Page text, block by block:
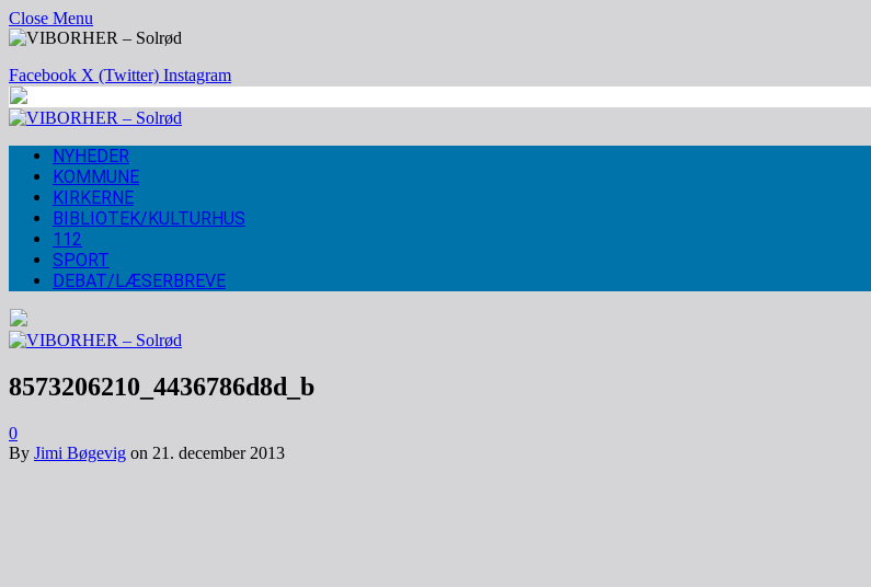
Close Menu
Facebook X (Twitter) Instagram
NYHEDER
KOMMUNE
KIRKERNE
BIBLIOTEK/KULTURHUS
112
SPORT
DEBAT/LÆSERBREVE
8573206210_4436786d8d_b
0
By Jimi Bøgevig on 21. december 2013